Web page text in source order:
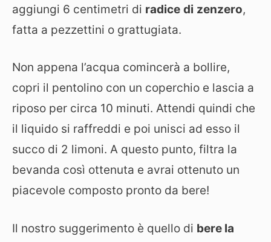
aggiungi 6 centimetri di radice di zenzero,
fatta a pezzettini o grattugiata.
Non appena l’acqua comincerà a bollire,
copri il pentolino con un coperchio e lascia a
riposo per circa 10 minuti. Attendi quindi che
il liquido si raffreddi e poi unisci ad esso il
succo di 2 limoni. A questo punto, filtra la
bevanda così ottenuta e avrai ottenuto un
piacevole composto pronto da bere!
Il nostro suggerimento è quello di bere la